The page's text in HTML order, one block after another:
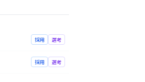
採用 選考
採用 選考